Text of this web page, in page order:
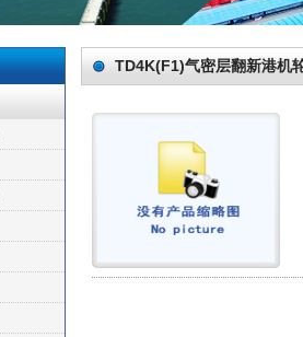
TD4K(F1)气密层翻新港机